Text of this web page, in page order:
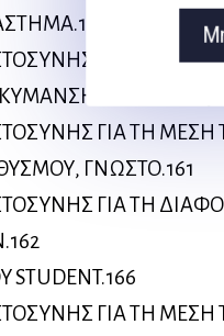
ΓΙΑ ΤΗ
ΑΓΝΩΣΤΗ.154
ΓΙΑ ΤΗ ΜΕΣΗ
ΓΝΩΣΤΟ.161
ΓΙΑ ΤΗ
ΓΙΑ ΤΗ ΜΕΣΗ